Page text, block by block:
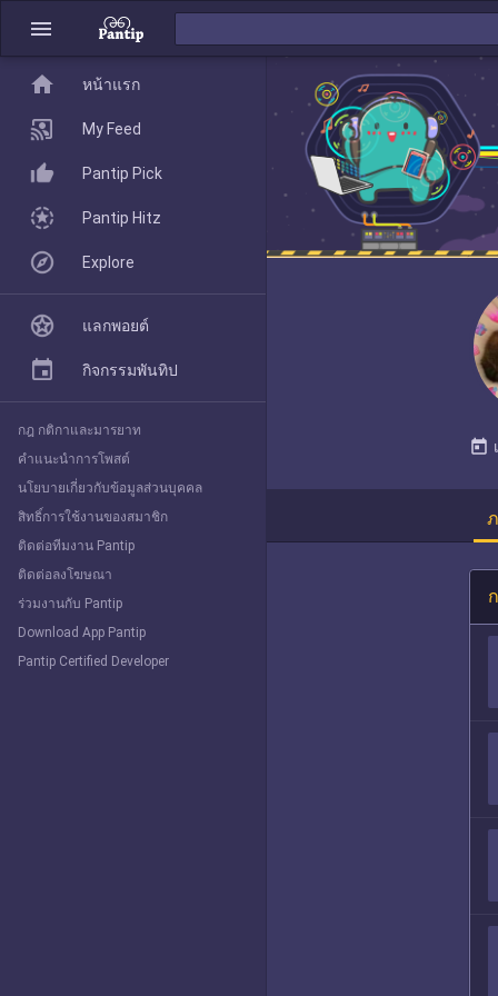
menu
today
home
Pantip Pick
Explore
home หน้าแรก
My Feed
Pantip Pick
Pantip Hitz
Explore
แลกพอยต์
กิจกรรมพันทิป
กฎ กติกาและมารยาท
คำแนะนำการโพสต์
นโยบายเกี่ยวกับข้อมูลส่วนบุคคล
สิทธิ์การใช้งานของสมาชิก
ติดต่อทีมงาน Pantip
ติดต่อลงโฆษณา
ร่วมงานกับ Pantip
Download App Pantip
Pantip Certified Developer